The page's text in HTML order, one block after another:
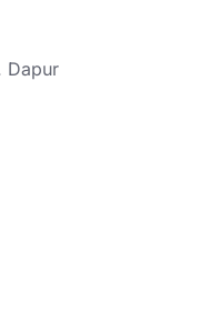
Dapur